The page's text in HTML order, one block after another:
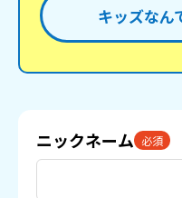
キッズなん
ニックネーム 必須